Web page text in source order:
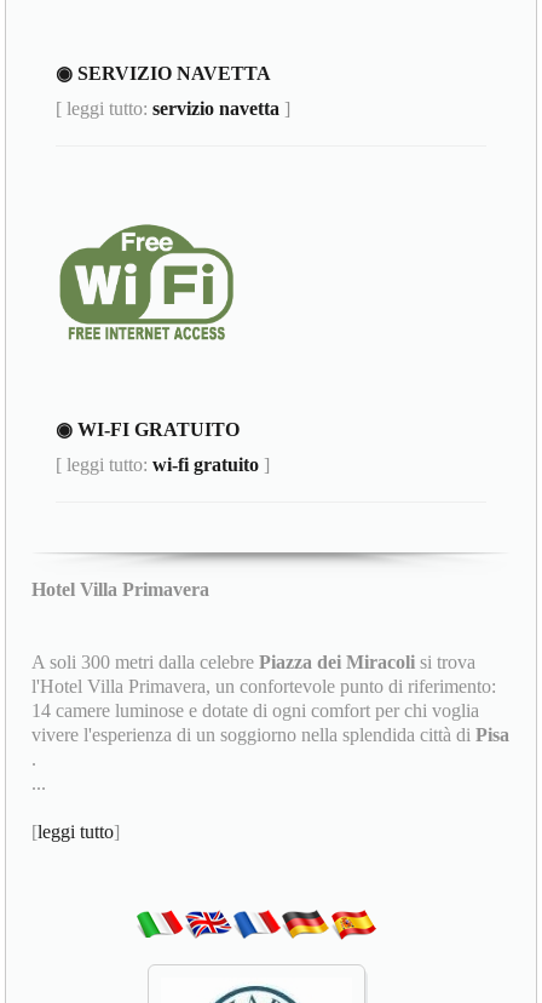
◉ SERVIZIO NAVETTA
[ leggi tutto:servizio navetta ]
◉ WI-FI GRATUITO
[ leggi tutto:wi-fi gratuito ]
Hotel Villa Primavera
A soli 300 metri dalla celebrePiazza dei Miracoli si trova
l'Hotel Villa Primavera, un confortevole punto di riferimento:
14 camere luminose e dotate di ogni comfort per chi voglia
vivere l'esperienza di un soggiorno nella splendida città diPisa
.
...
[leggi tutto]